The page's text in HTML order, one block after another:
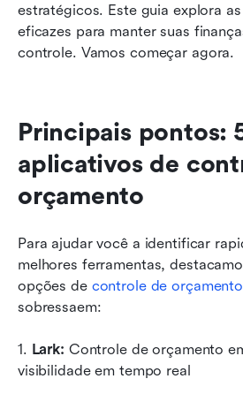
estratégicos. Este guia explora
eficazes para manter suas
controle. Vamos começar agora.
Principais pontos:
aplicativos de
orçamento
Para ajudar você a identificar
melhores ferramentas,
opções de controle de orçamento
sobressaem:
1. Lark: Controle de orçamento
visibilidade em tempo real
Leitura relacionada